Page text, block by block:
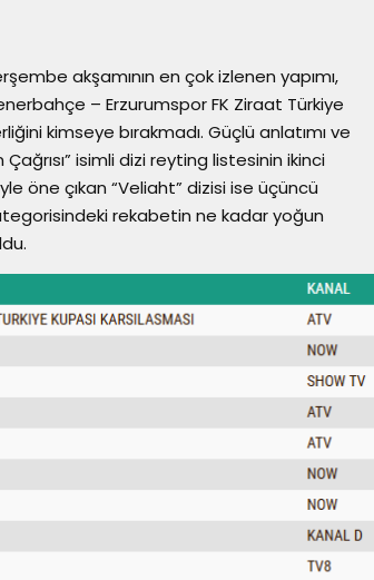
akşamının en çok izlenen yapımı,
– Erzurumspor FK Ziraat Türkiye
kimseye bırakmadı. Güçlü anlatımı ve
isimli dizi reyting listesinin ikinci
öne çıkan “Veliaht” dizisi ise üçüncü
rekabetin ne kadar yoğun